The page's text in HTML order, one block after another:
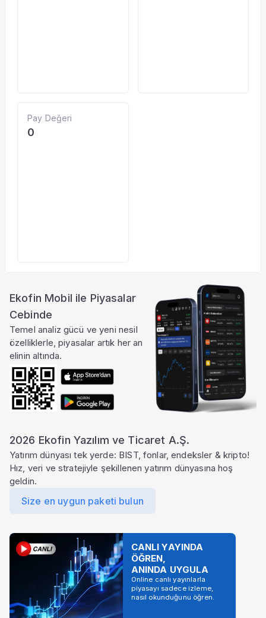
Pay Değeri
0
Ekofin Mobil ile Piyasalar
Cebinde
Temel analiz gücü ve yeni nesil
özelliklerle, piyasalar artık her an
elinin altında.
2026 Ekofin Yazılım ve Ticaret A.Ş.
Yatırım dünyası tek yerde: BIST, fonlar, endeksler & kripto!
Hız, veri ve stratejiyle şekillenen yatırım dünyasına hoş
geldin.
Size en uygun paketi bulun
CANLI YAYINDA
ÖĞREN,
ANINDA UYGULA
Online canlı yayınlarla
piyasayı sadece izleme,
nasıl okunduğunu öğren.